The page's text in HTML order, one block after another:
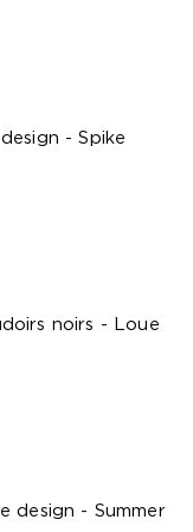
- Spike
noirs - Loue
design - Summer